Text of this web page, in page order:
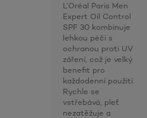
L’Oréal Paris Men
Expert Oil Control
SPF 30 kombinuje
lehkou péči s
ochranou proti UV
záření, což je velký
benefit pro
každodenní použití.
Rychle se
vstřebává, pleť
nezatěžuje a